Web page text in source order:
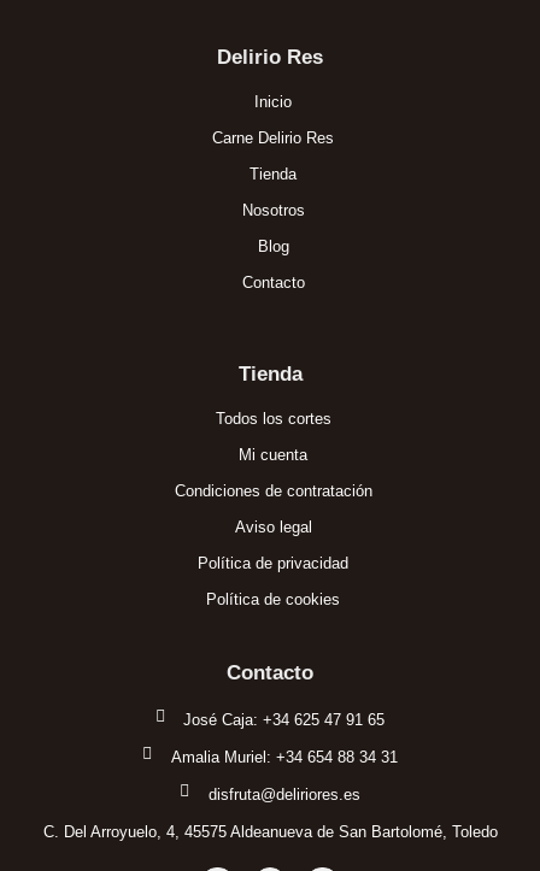
Delirio Res
Inicio
Carne Delirio Res
Tienda
Nosotros
Blog
Contacto
Tienda
Todos los cortes
Mi cuenta
Condiciones de contratación
Aviso legal
Política de privacidad
Política de cookies
Contacto
José Caja: +34 625 47 91 65
Amalia Muriel: +34 654 88 34 31
disfruta@deliriores.es
C. Del Arroyuelo, 4, 45575 Aldeanueva de San Bartolomé, Toledo